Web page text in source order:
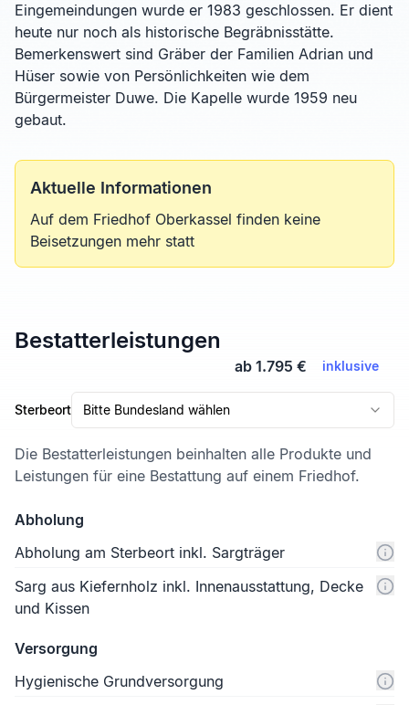
Eingemeindungen wurde er 1983 geschlossen. Er dient
heute nur noch als historische Begräbnisstätte.
Bemerkenswert sind Gräber der Familien Adrian und
Hüser sowie von Persönlichkeiten wie dem
Bürgermeister Duwe. Die Kapelle wurde 1959 neu
gebaut.
Aktuelle Informationen
Auf dem Friedhof Oberkassel finden keine
Beisetzungen mehr statt
Bestatterleistungen
ab 1.795 € inklusive
Sterbeort Bitte Bundesland wählen
Die Bestatterleistungen beinhalten alle Produkte und
Leistungen für eine Bestattung auf einem Friedhof.
Abholung
Abholung am Sterbeort inkl. Sargträger
Sarg aus Kiefernholz inkl. Innenausstattung, Decke
und Kissen
Versorgung
Hygienische Grundversorgung